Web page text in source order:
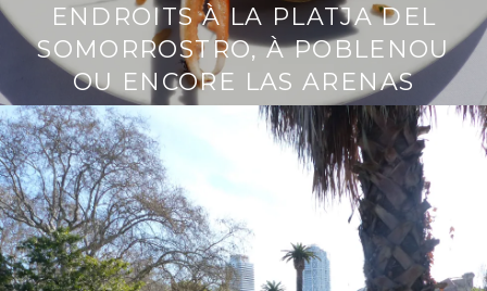
ENDROITS À LA PLATJA DEL
SOMORROSTRO, À POBLENOU
OU ENCORE LAS ARENAS